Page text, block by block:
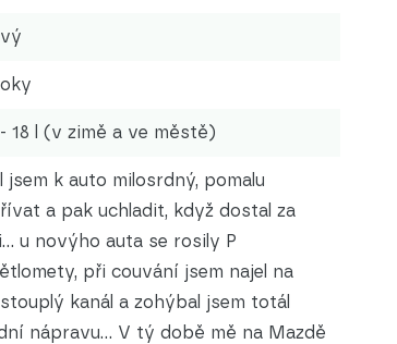
- 18 l (v zimě a ve městě)
jsem k auto milosrdný, pomalu
a pak uchladit, když dostal za
u novýho auta se rosily P
při couvání jsem najel na
kanál a zohýbal jsem totál
nápravu... V tý době mě na Mazdě